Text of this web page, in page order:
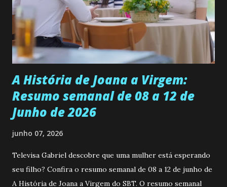
muito madura para a idade, determinada, criativa e
empática. Detesta injustiças e é uma ótima amiga. Pode ser
teimosa e muito persistente quando decide fazer algo.
Durante um exame ginecológico, ela é inseminada por eng...
A História de Joana a Virgem:
Resumo semanal de 08 a 12 de
Junho de 2026
junho 07, 2026
Televisa Gabriel descobre que uma mulher está esperando
seu filho? Confira o resumo semanal de 08 a 12 de junho de
A História de Joana a Virgem do SBT. O resumo semanal